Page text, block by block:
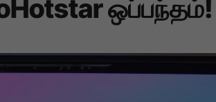
ஒப்பந்தம்!